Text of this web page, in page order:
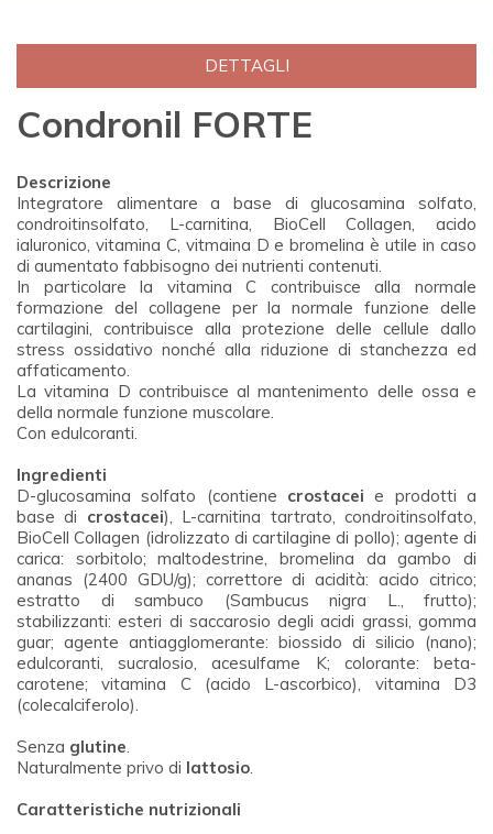
DETTAGLI
Condronil FORTE
Descrizione
Integratore alimentare a base di glucosamina solfato,
condroitinsolfato, L-carnitina, BioCell Collagen, acido
ialuronico, vitamina C, vitmaina D e bromelina è utile in caso
di aumentato fabbisogno dei nutrienti contenuti.
In particolare la vitamina C contribuisce alla normale
formazione del collagene per la normale funzione delle
cartilagini, contribuisce alla protezione delle cellule dallo
stress ossidativo nonché alla riduzione di stanchezza ed
affaticamento.
La vitamina D contribuisce al mantenimento delle ossa e
della normale funzione muscolare.
Con edulcoranti.
Ingredienti
D-glucosamina solfato (contiene crostacei e prodotti a
base di crostacei), L-carnitina tartrato, condroitinsolfato,
BioCell Collagen (idrolizzato di cartilagine di pollo); agente di
carica: sorbitolo; maltodestrine, bromelina da gambo di
ananas (2400 GDU/g); correttore di acidità: acido citrico;
estratto di sambuco (Sambucus nigra L., frutto);
stabilizzanti: esteri di saccarosio degli acidi grassi, gomma
guar; agente antiagglomerante: biossido di silicio (nano);
edulcoranti, sucralosio, acesulfame K; colorante: beta-
carotene; vitamina C (acido L-ascorbico), vitamina D3
(colecalciferolo).
Senza glutine.
Naturalmente privo di lattosio.
Caratteristiche nutrizionali